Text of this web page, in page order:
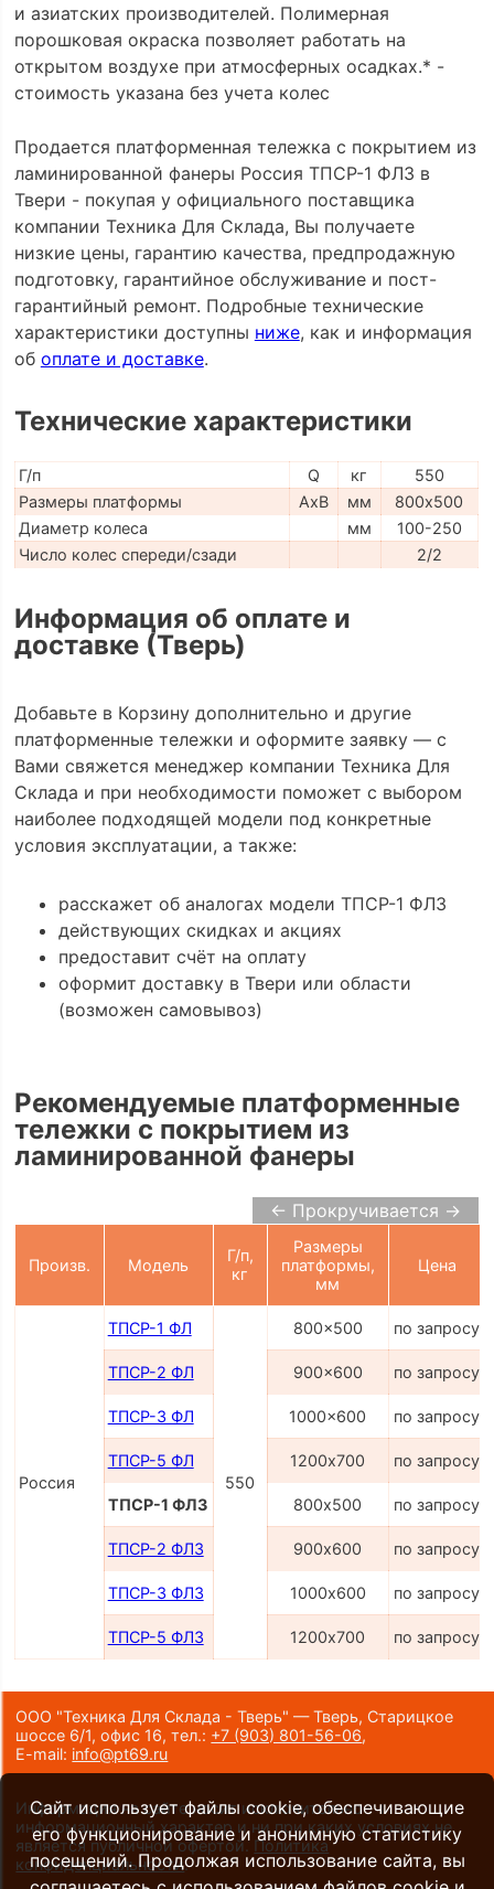
и азиатских производителей. Полимерная
порошковая окраска позволяет работать на
открытом воздухе при атмосферных осадках.* -
стоимость указана без учета колес
Продается платформенная тележка с покрытием из
ламинированной фанеры Россия ТПСР-1 ФЛЗ в
Твери - покупая у официального поставщика
компании Техника Для Склада, Вы получаете
низкие цены, гарантию качества, предпродажную
подготовку, гарантийное обслуживание и пост-
гарантийный ремонт. Подробные технические
характеристики доступны ниже, как и информация
об оплате и доставке.
Технические характеристики
Г/п Q кг
550
Размеры платформы
AxB мм
800х500
Диаметр колеса
мм
100-250
Число колес спереди/сзади
2/2
Информация об оплате и
доставке (Тверь)
Добавьте в Корзину дополнительно и другие
платформенные тележки и оформите заявку — с
Вами свяжется менеджер компании Техника Для
Склада и при необходимости поможет с выбором
наиболее подходящей модели под конкретные
условия эксплуатации, а также:
расскажет об аналогах модели ТПСР-1 ФЛЗ
действующих скидках и акциях
предоставит счёт на оплату
оформит доставку в Твери или области
(возможен самовывоз)
Рекомендуемые платформенные
тележки с покрытием из
ламинированной фанеры
← Прокручивается →
Произв. Модель
Г/п,
кг
Размеры
платформы,
мм
Цена
Россия
ТПСР-1 ФЛ
550
800x500 по запросу
ТПСР-2 ФЛ 900x600 по запросу
ТПСР-3 ФЛ 1000x600 по запросу
ТПСР-5 ФЛ 1200х700 по запросу
ТПСР-1 ФЛЗ 800х500 по запросу
ТПСР-2 ФЛЗ 900х600 по запросу
ТПСР-3 ФЛЗ 1000х600 по запросу
ТПСР-5 ФЛЗ 1200х700 по запросу
ООО "Техника Для Склада - Тверь" — Тверь, Старицкое
шоссе 6/1, офис 16,тел.: +7 (903) 801-56-06,
E-mail: info@pt69.ru
Информация на сайте носит исключительно
информационный характер и ни при каких условиях не
является публичной офертой. Политика
конфиденциальности.
Сайт использует файлы cookie, обеспечивающие
его функционирование и анонимную статистику
посещений. Продолжая использование сайта, вы